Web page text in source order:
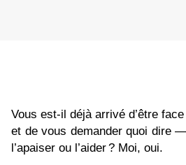
Vous est-il déjà arrivé d’être
et de vous demander quoi dire
l’apaiser ou l’aider ? Moi, oui.